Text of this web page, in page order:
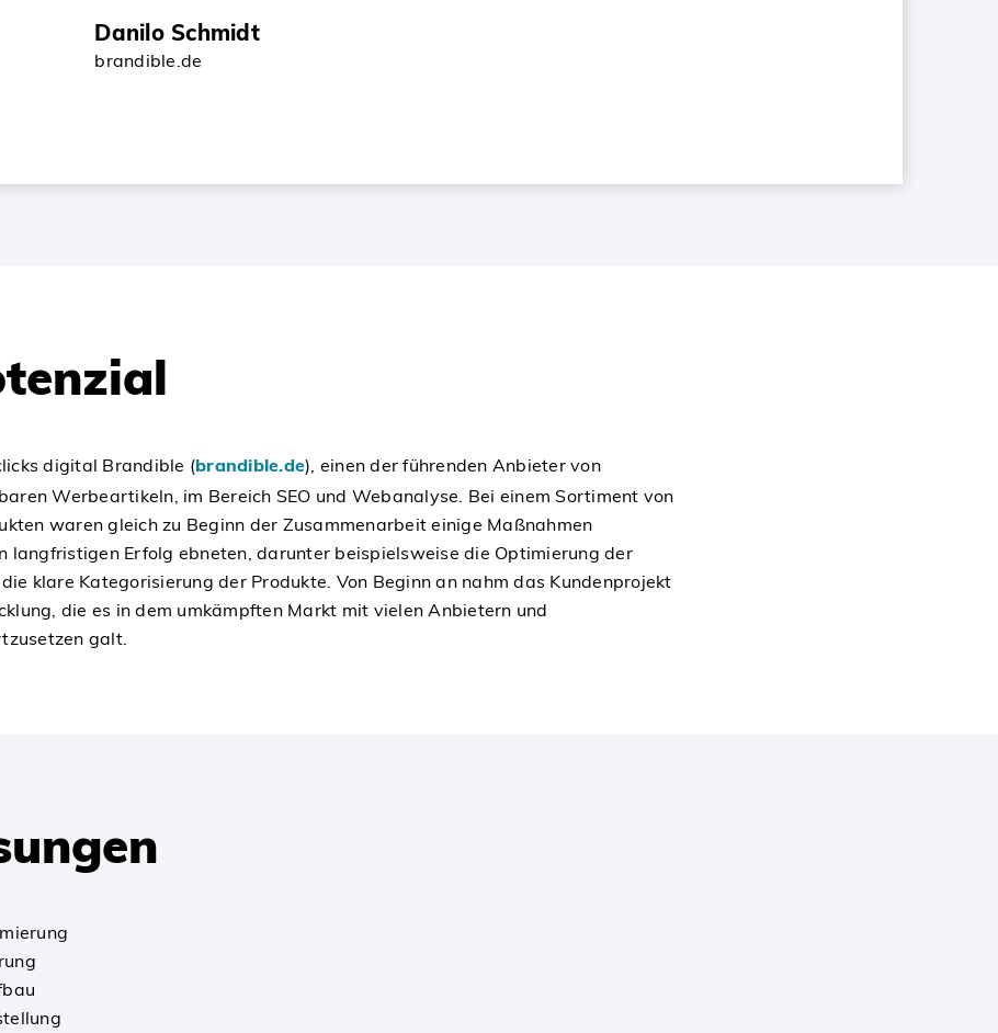
Danilo Schmidt
brandible.de
digital Brandible (brandible.de), einen der führenden Anbieter von
Werbeartikeln, im Bereich SEO und Webanalyse. Bei einem Sortiment von
waren gleich zu Beginn der Zusammenarbeit einige Maßnahmen
langfristigen Erfolg ebneten, darunter beispielsweise die Optimierung der
klare Kategorisierung der Produkte. Von Beginn an nahm das Kundenprojekt
die es in dem umkämpften Markt mit vielen Anbietern und
galt.